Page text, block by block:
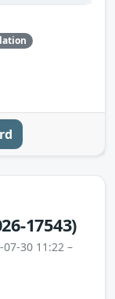
17543)
30 11:22 –